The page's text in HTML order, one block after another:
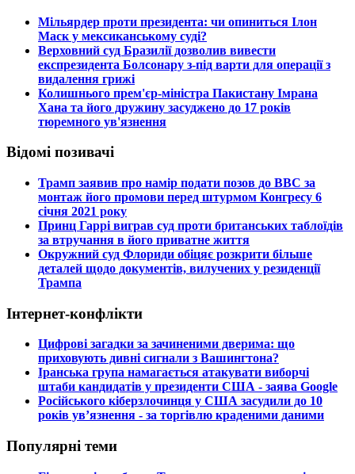
​Мільярдер проти президента: чи опиниться Ілон
Маск у мексиканському суді?
​Верховний суд Бразилії дозволив вивести
експрезидента Болсонару з-під варти для операції з
видалення грижі
​Колишнього прем'єр-міністра Пакистану Імрана
Хана та його дружину засуджено до 17 років
тюремного ув'язнення
Відомі позивачі
​Трамп заявив про намір подати позов до ВВС за
монтаж його промови перед штурмом Конгресу 6
січня 2021 року
​Принц Гаррі виграв суд проти британських таблоїдів
за втручання в його приватне життя
​Окружний суд Флориди обіцяє розкрити більше
деталей щодо документів, вилучених у резиденції
Трампа
Інтернет-конфлікти
​Цифрові загадки за зачиненими дверима: що
приховують дивні сигнали з Вашингтона?
​Іранська група намагається атакувати виборчі
штаби кандидатів у президенти США - заява Google
​Російського кіберзлочинця у США засудили до 10
років ув’язнення - за торгівлю краденими даними
Популярні теми